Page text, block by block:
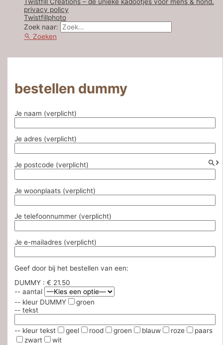
privacy policy
Twistfillphoto
Zoek naar:
Zoeken
bestellen dummy
Je naam (verplicht)
Je adres (verplicht)
Je postcode (verplicht)
Je woonplaats (verplicht)
Je telefoonnummer (verplicht)
Je e-mailadres (verplicht)
Geef door bij het bestellen van een:
DUMMY : € 21.50
-- aantal
-- kleur DUMMY
groen
-- tekst
-- kleur tekst geel rood groen blauw roze
paars
zwart
wit